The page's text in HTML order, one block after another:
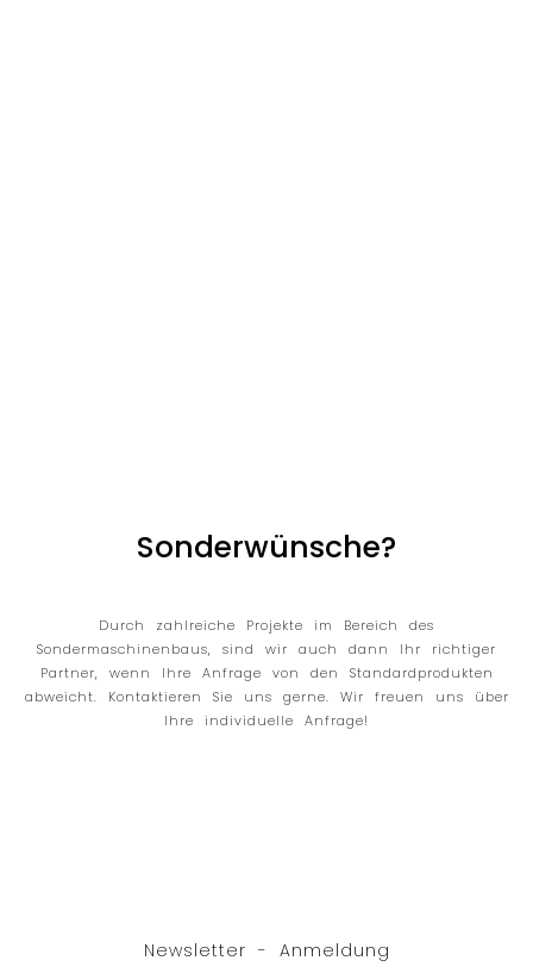
Sonderwünsche?
Durch zahlreiche Projekte im Bereich des
Sondermaschinenbaus, sind wir auch dann Ihr richtiger
Partner, wenn Ihre Anfrage von den Standardprodukten
abweicht. Kontaktieren Sie uns gerne. Wir freuen uns über
Ihre individuelle Anfrage!
Newsletter - Anmeldung